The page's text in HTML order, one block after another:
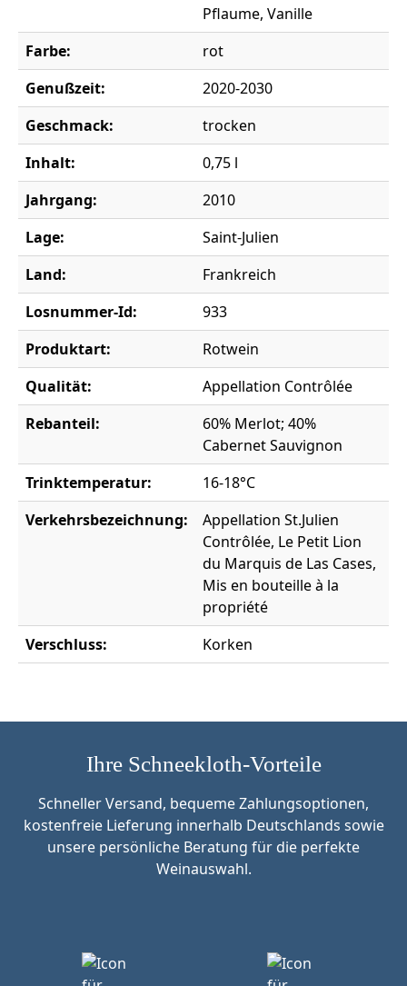
Pflaume, Vanille
Farbe:
rot
Genußzeit:
2020-2030
Geschmack:
trocken
Inhalt:
0,75 l
Jahrgang:
2010
Lage:
Saint-Julien
Land:
Frankreich
Losnummer-Id:
933
Produktart:
Rotwein
Qualität:
Appellation Contrôlée
Rebanteil:
60% Merlot; 40%
Cabernet Sauvignon
Trinktemperatur:
16-18°C
Verkehrsbezeichnung:
Appellation St.Julien
Contrôlée, Le Petit Lion
du Marquis de Las Cases,
Mis en bouteille à la
propriété
Verschluss:
Korken
Ihre Schneekloth-Vorteile
Schneller Versand, bequeme Zahlungsoptionen,
kostenfreie Lieferung innerhalb Deutschlands sowie
unsere persönliche Beratung für die perfekte
Weinauswahl.